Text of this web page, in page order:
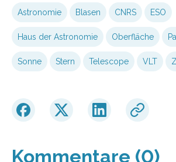
Astronomie Blasen CNRS ESO
Haus der Astronomie Oberfläche
Sonne Stern Telescope VLT
Kommentare (0)